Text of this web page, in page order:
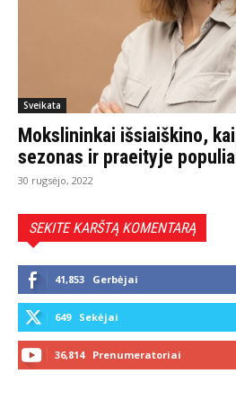
Sveikata
Mokslininkai išsiaiškino,
sezonas ir praeityje
30 rugsėjo, 2022
SEKITE KARŠTĄ KOMENTARĄ
41,853 Gerbėjai
649 Sekėjai
36,814 Prenumeratoriai